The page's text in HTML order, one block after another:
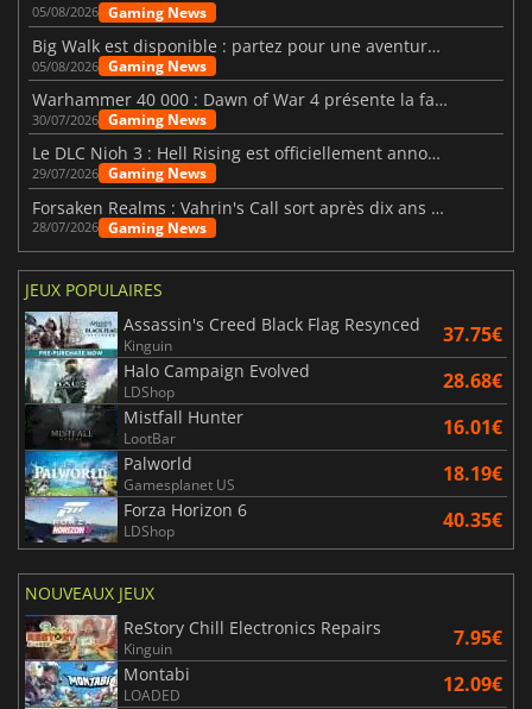
05/08/2026 Gaming News
Big Walk est disponible : partez pour une aventure entre amis
05/08/2026 Gaming News
Warhammer 40 000 : Dawn of War 4 présente la faction des Nécrons
30/07/2026 Gaming News
Le DLC Nioh 3 : Hell Rising est officiellement annoncé
29/07/2026 Gaming News
Forsaken Realms : Vahrin's Call sort après dix ans de développement
28/07/2026 Gaming News
JEUX POPULAIRES
Assassin's Creed Black Flag Resynced
Kinguin 37.75€
Halo Campaign Evolved
LDShop 28.68€
Mistfall Hunter
LootBar 16.01€
Palworld
Gamesplanet US 18.19€
Forza Horizon 6
LDShop 40.35€
NOUVEAUX JEUX
ReStory Chill Electronics Repairs
Kinguin 7.95€
Montabi
LOADED 12.09€